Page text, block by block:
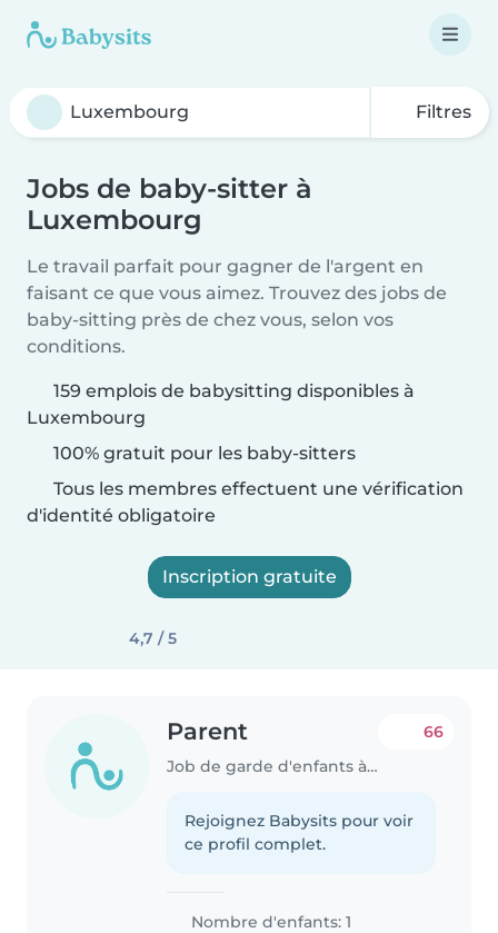
Filtres
Jobs de baby-sitter à
Luxembourg
Le travail parfait pour gagner de l'argent en
faisant ce que vous aimez. Trouvez des jobs de
baby-sitting près de chez vous, selon vos
conditions.
159 emplois de babysitting disponibles à
Luxembourg
100% gratuit pour les baby-sitters
Tous les membres effectuent une vérification
d'identité obligatoire
Inscription gratuite
4,7 / 5
Parent
Job de garde d'enfants à Luxembourg
66
Rejoignez Babysits pour voir
ce profil complet.
Nombre d'enfants: 1